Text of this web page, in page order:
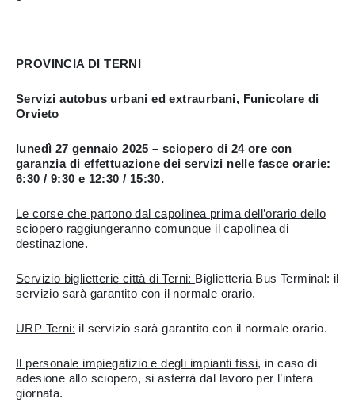
PROVINCIA DI TERNI
Servizi autobus urbani ed extraurbani, Funicolare di
Orvieto
lunedì 27 gennaio 2025 – sciopero di 24 ore con
garanzia di effettuazione dei servizi nelle fasce orarie:
6:30 / 9:30 e 12:30 / 15:30.
Le corse che partono dal capolinea prima dell’orario dello
sciopero raggiungeranno comunque il capolinea di
destinazione.
Servizio biglietterie città di Terni: Biglietteria Bus Terminal: il
servizio sarà garantito con il normale orario.
URP Terni: il servizio sarà garantito con il normale orario.
Il personale impiegatizio e degli impianti fissi, in caso di
adesione allo sciopero, si asterrà dal lavoro per l’intera
giornata.